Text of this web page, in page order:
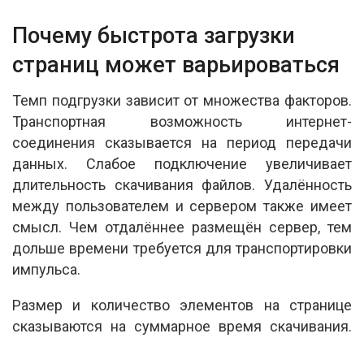
Почему быстрота загрузки
страниц может варьироваться
Темп подгрузки зависит от множества факторов.
Транспортная возможность интернет-
соединения сказывается на период передачи
данных. Слабое подключение увеличивает
длительность скачивания файлов. Удалённость
между пользователем и сервером также имеет
смысл. Чем отдалённее размещён сервер, тем
дольше времени требуется для транспортировки
импульса.
Размер и количество элементов на странице
сказываются на суммарное время скачивания.